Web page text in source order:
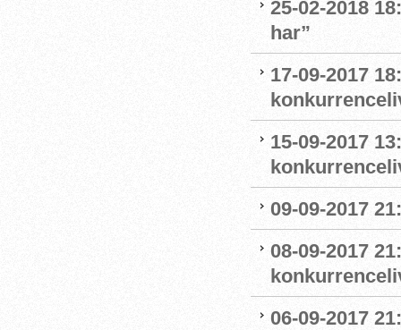
25-02-2018
har”
17-09-2017
15-09-2017
09-09-2017
08-09-2017
06-09-2017